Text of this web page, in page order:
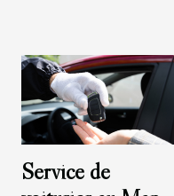
Service de